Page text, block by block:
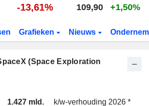
-13,61% 109,90 +1,50%
Grafieken Nieuws
(Space Exploration
1.427 mld.
k/w-verhouding 2026 *